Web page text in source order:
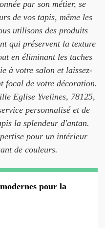
par son métier, se
de vos tapis, même les
utilisons des produits
qui préservent la texture
en éliminant les taches
à votre salon et laissez-
focal de votre décoration.
Eglise Yvelines, 78125,
personnalisé et de
la splendeur d'antan.
pour un intérieur
de couleurs.
pour la